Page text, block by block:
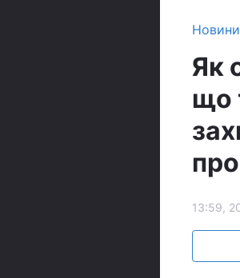
Новини
Як
що
13:59,